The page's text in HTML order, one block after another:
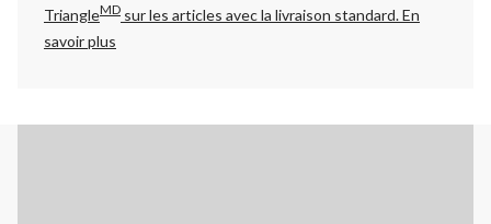
TriangleMD sur les articles avec la livraison standard.En
savoir plus